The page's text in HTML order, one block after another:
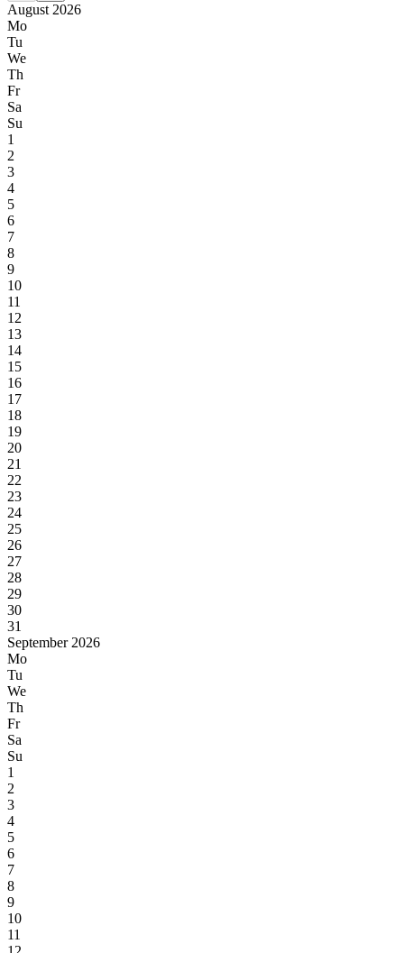
August 2026
Mo
Tu
We
Th
Fr
Sa
Su
1
2
3
4
5
6
7
8
9
10
11
12
13
14
15
16
17
18
19
20
21
22
23
24
25
26
27
28
29
30
31
September 2026
Mo
Tu
We
Th
Fr
Sa
Su
1
2
3
4
5
6
7
8
9
10
11